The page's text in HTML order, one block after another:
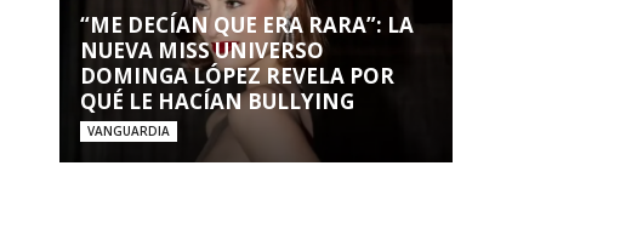
“ME DECÍAN QUE ERA RARA”: LA
NUEVA MISS UNIVERSO
DOMINGA LÓPEZ REVELA POR
QUÉ LE HACÍAN BULLYING
VANGUARDIA